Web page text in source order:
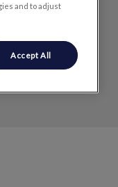
and to adjust
Accept All